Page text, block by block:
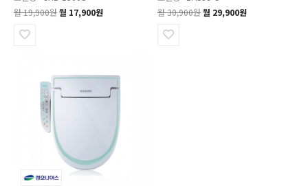
월 19,900원월 17,900원
월 30,900원월 29,900원